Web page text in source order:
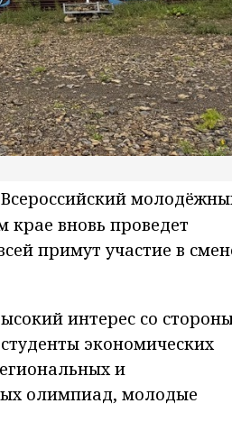
вновь проведет
примут участие в
интерес со
экономических
и
олимпиад, молодые